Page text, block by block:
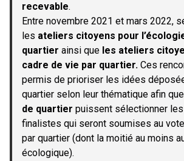
recevable.
Entre novembre 2021 et mars 2022,
les ateliers citoyens pour
quartier ainsi que les ateliers
cadre de vie par quartier. Ces
permis de prioriser les idées
quartier selon leur thématique afin que
de quartier puissent sélectionner
finalistes qui seront soumises au
par quartier (dont la moitié au moins
écologique).